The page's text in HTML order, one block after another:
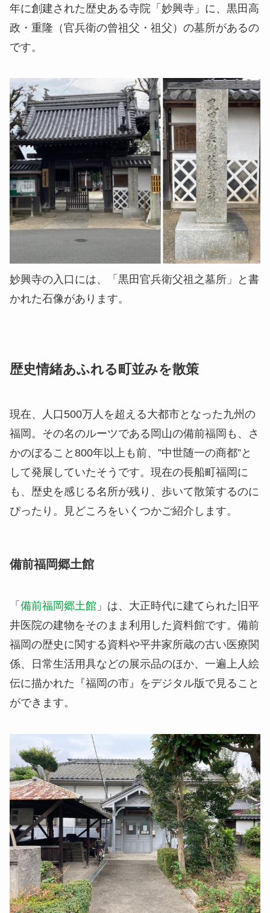
年に創建された歴史ある寺院「妙興寺」に、黒田高
政・重隆（官兵衛の曾祖父・祖父）の墓所があるの
です。
妙興寺の入口には、「黒田官兵衛父祖之墓所」と書
かれた石像があります。
歴史情緒あふれる町並みを散策
現在、人口500万人を超える大都市となった九州の
福岡。その名のルーツである岡山の備前福岡も、さ
かのぼること800年以上も前、”中世随一の商都”と
して発展していたそうです。現在の長船町福岡に
も、歴史を感じる名所が残り、歩いて散策するのに
ぴったり。見どころをいくつかご紹介します。
備前福岡郷土館
「 備前福岡郷土館 」は、大正時代に建てられた旧平
井医院の建物をそのまま利用した資料館です。備前
福岡の歴史に関する資料や平井家所蔵の古い医療関
係、日常生活用具などの展示品のほか、一遍上人絵
伝に描かれた『福岡の市』をデジタル版で見ること
ができます。